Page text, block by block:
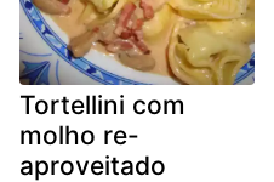
Tortellini com
molho re-
aproveitado